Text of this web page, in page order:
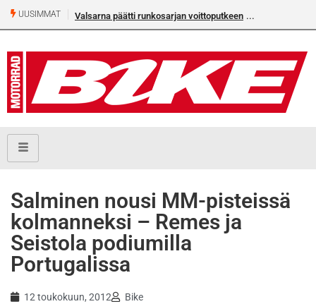
UUSIMMAT Valsarna päätti runkosarjan voittoputkeen
Salminen nousi MM-pisteissä
kolmanneksi – Remes ja
Seistola podiumilla
Portugalissa
12 toukokuun, 2012 Bike